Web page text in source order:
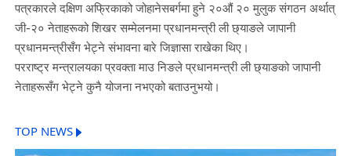
पत्रकारले दक्षिण अफ्रिकाको जोहानेसबर्गमा हुने २०औं २० मुलुक संगठन अर्थात्
जी-२० नेताहरूको शिखर सम्मेलनमा प्रधानमन्त्री ली छ्याङले जापानी
प्रधानमन्त्रीसँग भेट्ने संभावना बारे जिज्ञासा राखेका थिए।
परराष्ट्र मन्त्रालयका प्रवक्ता माउ निङले प्रधानमन्त्री ली छ्याङको जापानी
नेताहरूसँग भेट्ने कुनै योजना नभएको बताउनुभयो।
TOP NEWS